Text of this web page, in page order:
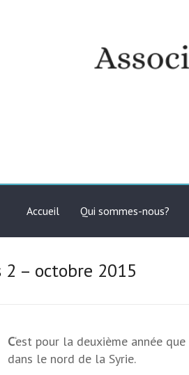
de solidarité
Accueil
Qui sommes-nous?
– octobre 2015
C‘est pour la deuxième année
dans le nord de la Syrie.